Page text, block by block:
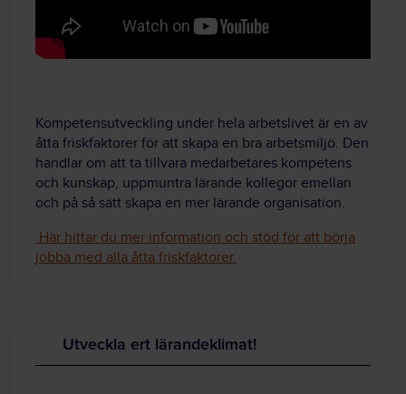
Kompetensutveckling under hela arbetslivet är en av
åtta friskfaktorer för att skapa en bra arbetsmiljö. Den
handlar om att ta tillvara medarbetares kompetens
och kunskap, uppmuntra lärande kollegor emellan
och på så sätt skapa en mer lärande organisation.
Här hittar du mer information och stöd för att börja
jobba med alla åtta friskfaktorer.
Utveckla ert lärandeklimat!